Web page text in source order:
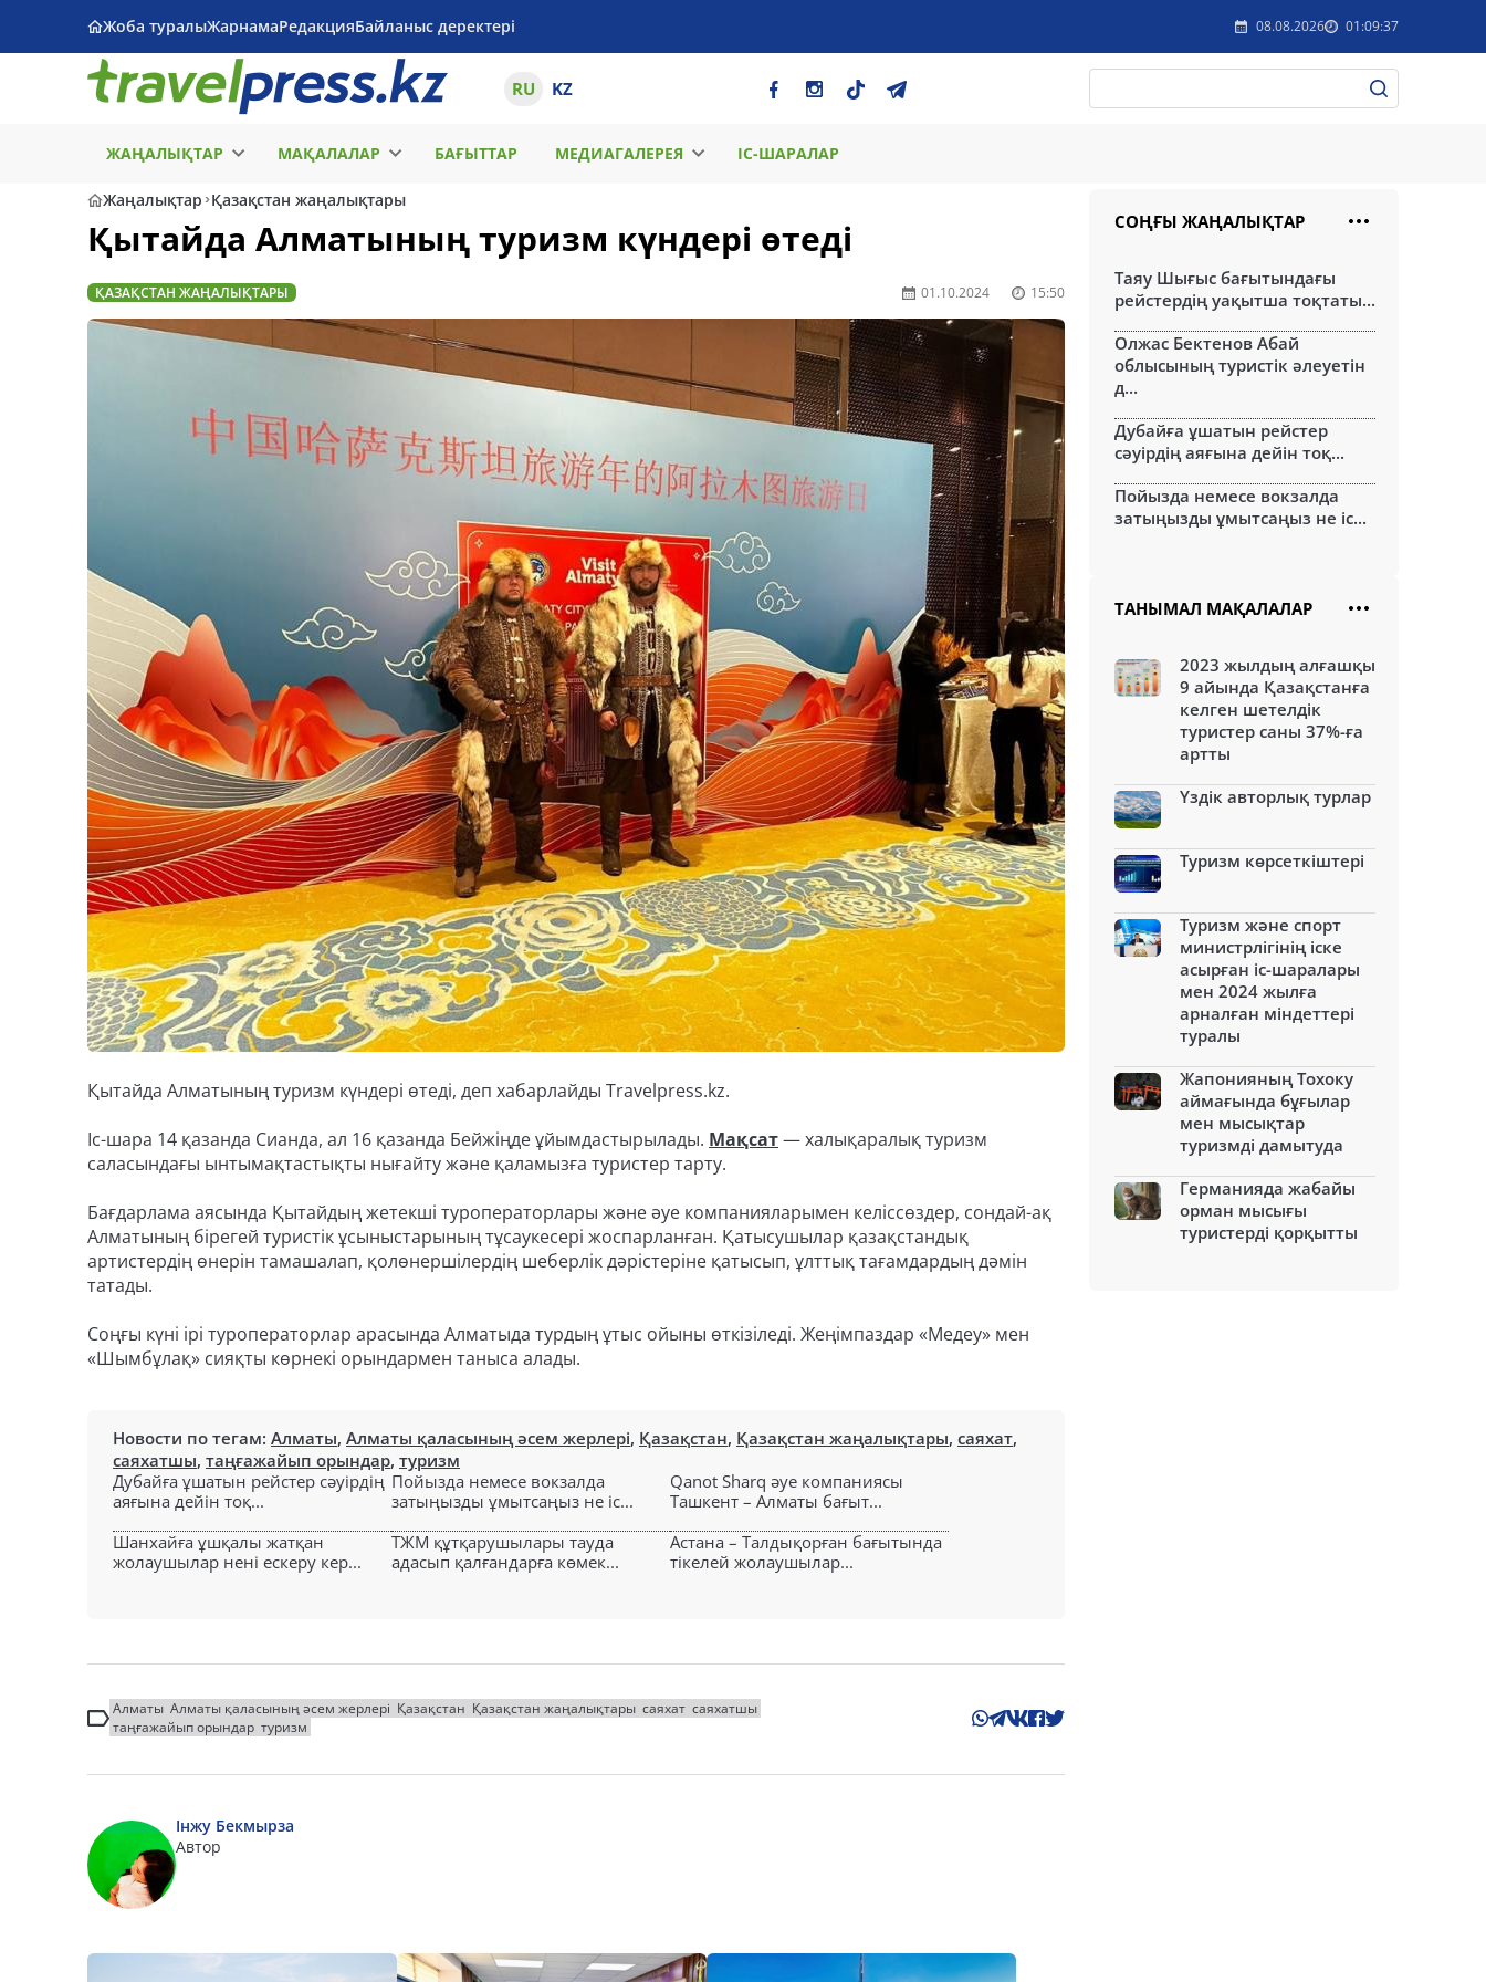
Жоба туралыЖарнамаРедакцияБайланыс деректері 08.08.2026 01:09:37
RU KZ
ЖАҢАЛЫҚТАР МАҚАЛАЛАР БАҒЫТТАР МЕДИАГАЛЕРЕЯ ІС-ШАРАЛАР
Жаңалықтар Қазақстан жаңалықтары
Қытайда Алматының туризм күндері өтеді
ҚАЗАҚСТАН ЖАҢАЛЫҚТАРЫ 01.10.2024 15:50
Қытайда Алматының туризм күндері өтеді, деп хабарлайды Travelpress.kz.
Іс-шара 14 қазанда Сианда, ал 16 қазанда Бейжіңде ұйымдастырылады. Мақсат— халықаралық туризм
саласындағы ынтымақтастықты нығайту және қаламызға туристер тарту.
Бағдарлама аясында Қытайдың жетекші туроператорлары және әуе компанияларымен келіссөздер, сондай-ақ
Алматының бірегей туристік ұсыныстарының тұсаукесері жоспарланған. Қатысушылар қазақстандық
артистердің өнерін тамашалап, қолөнершілердің шеберлік дәрістеріне қатысып, ұлттық тағамдардың дәмін
татады.
Соңғы күні ірі туроператорлар арасында Алматыда турдың ұтыс ойыны өткізіледі. Жеңімпаздар «Медеу» мен
«Шымбұлақ» сияқты көрнекі орындармен таныса алады.
Новости по тегам: Алматы, Алматы қаласының әсем жерлері, Қазақстан, Қазақстан жаңалықтары, саяхат,
саяхатшы, таңғажайып орындар, туризм
Дубайға ұшатын рейстер сәуірдің
аяғына дейін тоқ...
Пойызда немесе вокзалда
затыңызды ұмытсаңыз не іс...
Qanot Sharq әуе компаниясы
Ташкент – Алматы бағыт...
Шанхайға ұшқалы жатқан
жолаушылар нені ескеру кер...
ТЖМ құтқарушылары тауда
адасып қалғандарға көмек...
Астана – Талдықорған бағытында
тікелей жолаушылар...
Алматы Алматы қаласының әсем жерлері Қазақстан Қазақстан жаңалықтары саяхат саяхатшы
таңғажайып орындар туризм
Інжу Бекмырза
Автор
СОҢҒЫ ЖАҢАЛЫҚТАР
Таяу Шығыс бағытындағы
рейстердің уақытша тоқтаты...
Олжас Бектенов Абай
облысының туристік әлеуетін
д...
Дубайға ұшатын рейстер
сәуірдің аяғына дейін тоқ...
Пойызда немесе вокзалда
затыңызды ұмытсаңыз не іс...
ТАНЫМАЛ МАҚАЛАЛАР
2023 жылдың алғашқы
9 айында Қазақстанға
келген шетелдік
туристер саны 37%-ға
артты
Үздік авторлық турлар
Туризм көрсеткіштері
Туризм және спорт
министрлігінің іске
асырған іс-шаралары
мен 2024 жылға
арналған міндеттері
туралы
Жапонияның Тохоку
аймағында бұғылар
мен мысықтар
туризмді дамытуда
Германияда жабайы
орман мысығы
туристерді қорқытты